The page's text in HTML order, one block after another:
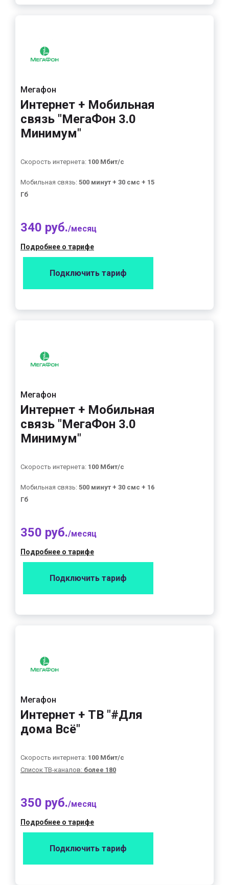
Мегафон
Интернет + Мобильная
связь "МегаФон 3.0
Минимум"
Скорость интернета: 100 Мбит/с
Мобильная связь: 500 минут + 30 смс + 15
Гб
340 руб./месяц
Подробнее о тарифе
Подключить тариф
Мегафон
Интернет + Мобильная
связь "МегаФон 3.0
Минимум"
Скорость интернета: 100 Мбит/с
Мобильная связь: 500 минут + 30 смс + 16
Гб
350 руб./месяц
Подробнее о тарифе
Подключить тариф
Мегафон
Интернет + ТВ "#Для
дома Всё"
Скорость интернета: 100 Мбит/с
Список ТВ-каналов: более 180
350 руб./месяц
Подробнее о тарифе
Подключить тариф